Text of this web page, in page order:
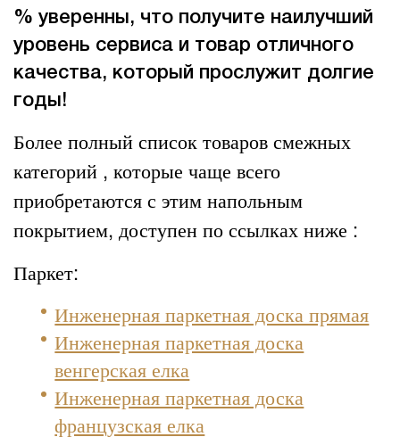
% уверенны, что получите наилучший
уровень сервиса и товар отличного
качества, который прослужит долгие
годы!
Более полный список товаров смежных
категорий , которые чаще всего
приобретаются с этим напольным
покрытием, доступен по ссылках ниже :
Паркет:
Инженерная паркетная доска прямая
Инженерная паркетная доска
венгерская елка
Инженерная паркетная доска
французская елка